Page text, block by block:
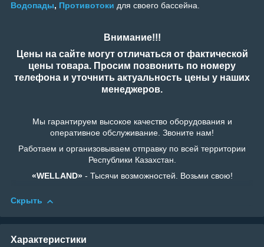
Водопады, Противотоки для своего бассейна.
Внимание!!!
Цены на сайте могут отличаться от фактической
цены товара. Просим позвонить по номеру
телефона и уточнить актуальность цены у наших
менеджеров.
Мы гарантируем высокое качество оборудования и
оперативное обслуживание. Звоните нам!
Работаем и организовываем отправку по всей территории
Республики Казахстан.
«WELLAND»- Тысячи возможностей. Возьми свою!
Скрыть
Характеристики